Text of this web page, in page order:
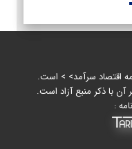
اقتصاد سرآمد> > است.
آن با ذکر منبع آزاد است.
: